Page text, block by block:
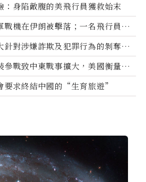
：身陷敵腹的美飛行員獲救始末
戰機在伊朗被擊落；一名飛行員失
針對涉嫌詐欺及犯罪行為的剝奪公
參戰致中東戰事擴大，美國衡量地
可能性
要求終結中國的“生育旅遊”